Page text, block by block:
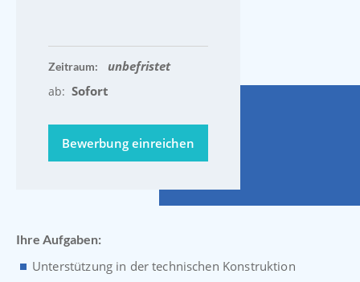
Zeitraum: unbefristet
ab: Sofort
Bewerbung einreichen
Ihre Aufgaben:
Unterstützung in der technischen Konstruktion